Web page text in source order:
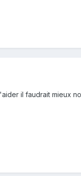
il faudrait mieux